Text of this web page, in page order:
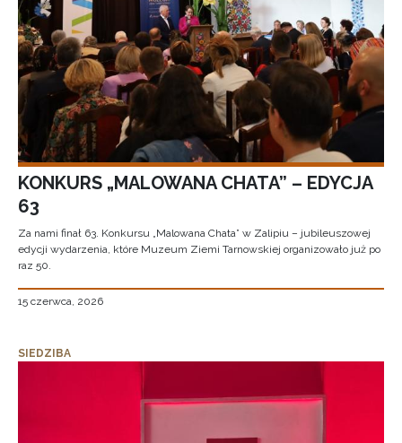
KONKURS „MALOWANA CHATA” – EDYCJA
63
Za nami finał 63. Konkursu „Malowana Chata” w Zalipiu – jubileuszowej
edycji wydarzenia, które Muzeum Ziemi Tarnowskiej organizowało już po
raz 50.
15 czerwca, 2026
SIEDZIBA